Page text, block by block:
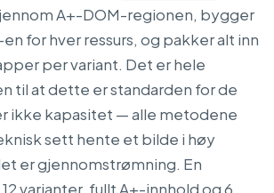
A+-DOM-regionen, bygger
for hver ressurs, og pakker alt inn
per variant. Det er hele
til at dette er standarden for de
ikke kapasitet — alle metodene
sett hente et bilde i høy
er gjennomstrømning. En
varianter, fullt A+-innhold og 6